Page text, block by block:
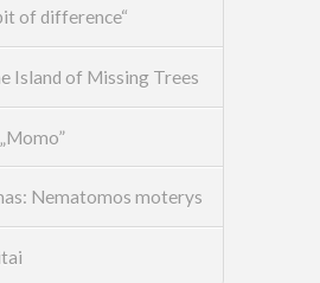
of difference“
Island of Missing Trees
Nematomos moterys